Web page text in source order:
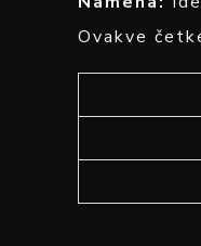
Ovakve